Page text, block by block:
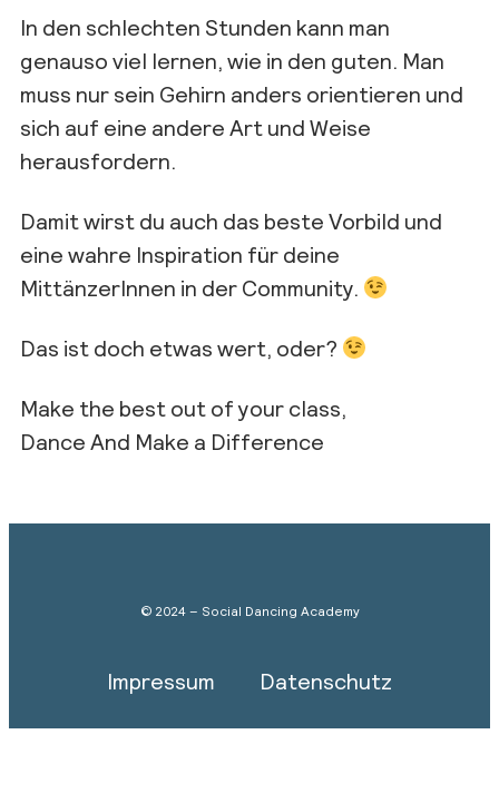
In den schlechten Stunden kann man
genauso viel lernen, wie in den guten. Man
muss nur sein Gehirn anders orientieren und
sich auf eine andere Art und Weise
herausfordern.
Damit wirst du auch das beste Vorbild und
eine wahre Inspiration für deine
MittänzerInnen in der Community.
Das ist doch etwas wert, oder?
Make the best out ofyour class,
Dance And Make a Difference
© 2024 – Social Dancing Academy
Impressum Datenschutz